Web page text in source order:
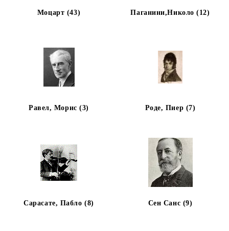
Моцарт (43) Паганини,Николо (12)
Равел, Морис (3) Роде, Пиер (7)
Сарасате, Пабло (8) Сен Санс (9)